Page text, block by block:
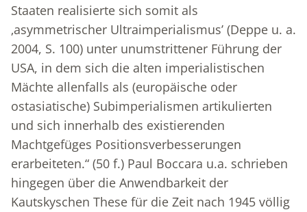
Staaten realisierte sich somit als
‚asymmetrischer Ultraimperialismus’ (Deppe u. a.
2004, S. 100) unter unumstrittener Führung der
USA, in dem sich die alten imperialistischen
Mächte allenfalls als (europäische oder
ostasiatische) Subimperialismen artikulierten
und sich innerhalb des existierenden
Machtgefüges Positionsverbesserungen
erarbeiteten.“ (50 f.) Paul Boccara u.a. schrieben
hingegen über die Anwendbarkeit der
Kautskyschen These für die Zeit nach 1945 völlig